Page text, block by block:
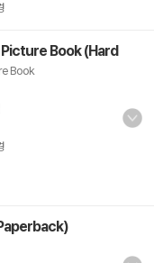
Book (Hard
Book